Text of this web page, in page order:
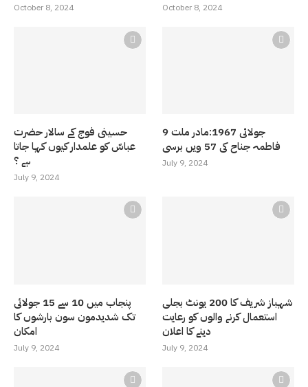
October 8, 2024 October 8, 2024
حسینی فوج کے سالار حضرت
عباسّ کو علمدار کیوں کہا جاتا
ہے ؟
July 9, 2024
9 جولائی 1967:مادر ملت
فاطمہ جناح کی 57 ویں برسی
July 9, 2024
پنجاب میں 10 سے 15 جولائی
تک شدیدمون سون بارشوں کا
امکان
July 9, 2024
شہباز شریف کا 200 یونٹ بجلی
استعمال کرنے والوں کو رعایت
دینے کا اعلان
July 9, 2024